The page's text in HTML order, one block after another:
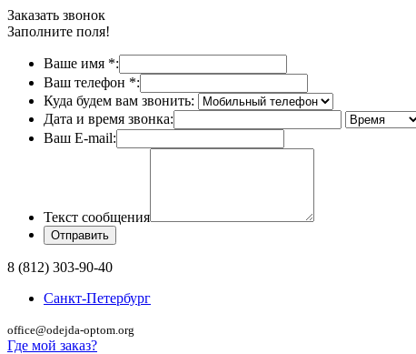
Заказать звонок
Заполните поля!
Ваше имя *:
Ваш телефон *:
Куда будем вам звонить:
Дата и время звонка:
Ваш E-mail:
Текст сообщения
8 (812) 303-90-40
Санкт-Петербург
office@odejda-optom.org
Где мой заказ?